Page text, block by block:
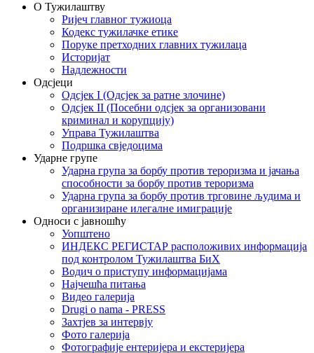
О Тужилаштву
Ријеч главног тужиоца
Кодекс тужилачке етике
Поруке претходних главних тужилаца
Историјат
Надлежности
Одсјеци
Одсјек I (Одсјек за ратне злочине)
Одсјек II (Посебни одсјек за организовани
криминал и корупцију)
Управа Тужилаштва
Подршка свједоцима
Ударне групе
Ударна група за борбу против тероризма и јачања
способности за борбу против тероризма
Ударна група за борбу против трговине људима и
организиране илегалне имиграције
Односи с јавношћу
Уопштено
ИНДЕКС РЕГИСТАР расположивих информација
под контролом Тужилаштва БиХ
Водич о приступу информацијама
Најчешћа питања
Видео галерија
Drugi o nama - PRESS
Захтјев за интервју
Фото галерија
Фотографије ентеријера и екстеријера